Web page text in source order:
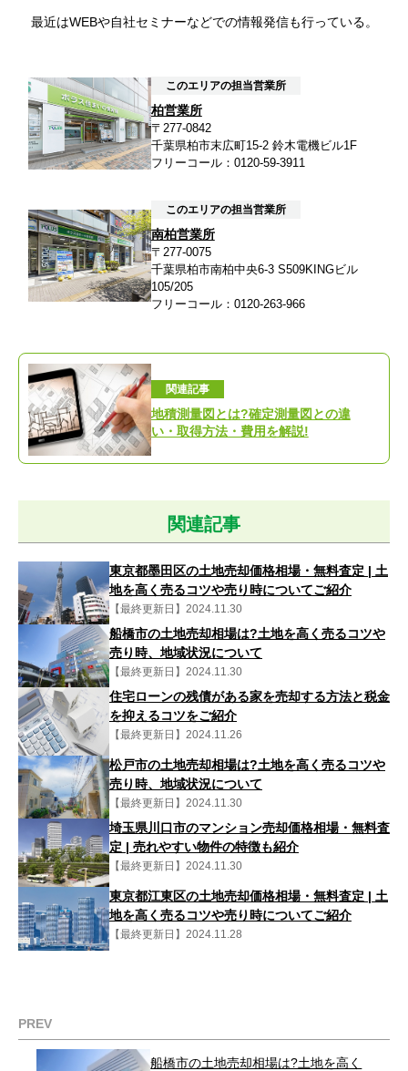
最近はWEBや自社セミナーなどでの情報発信も行っている。
このエリアの担当営業所
柏営業所
〒277-0842
千葉県柏市末広町15-2 鈴木電機ビル1F
フリーコール：0120-59-3911
このエリアの担当営業所
南柏営業所
〒277-0075
千葉県柏市南柏中央6-3 S509KINGビル
105/205
フリーコール：0120-263-966
関連記事
地積測量図とは?確定測量図との違
い・取得方法・費用を解説!
関連記事
東京都墨田区の土地売却価格相場・無料査定 | 土
地を高く売るコツや売り時についてご紹介
【最終更新日】2024.11.30
船橋市の土地売却相場は?土地を高く売るコツや
売り時、地域状況について
【最終更新日】2024.11.30
住宅ローンの残債がある家を売却する方法と税金
を抑えるコツをご紹介
【最終更新日】2024.11.26
松戸市の土地売却相場は?土地を高く売るコツや
売り時、地域状況について
【最終更新日】2024.11.30
埼玉県川口市のマンション売却価格相場・無料査
定 | 売れやすい物件の特徴も紹介
【最終更新日】2024.11.30
東京都江東区の土地売却価格相場・無料査定 | 土
地を高く売るコツや売り時についてご紹介
【最終更新日】2024.11.28
PREV
船橋市の土地売却相場は?土地を高く